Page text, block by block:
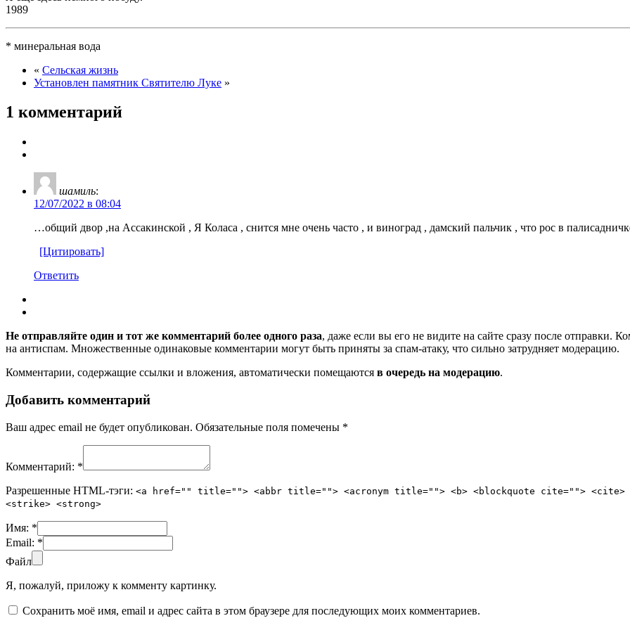
1989
* минеральная вода
« Сельская жизнь
Установлен памятник Святителю Луке »
1 комментарий
шамиль:
12/07/2022 в 08:04
…общий двор ,на Ассакинской , Я Коласа , снится мне очень часто , и виноград , дамский пальчик , что рос в
[Цитировать]
Ответить
Не отправляйте один и тот же комментарий более одного раза, даже если вы его не видите на сайте сразу после отправки.
на антиспам. Множественные одинаковые комментарии могут быть приняты за спам-атаку, что сильно затрудняет модерацию.
Комментарии, содержащие ссылки и вложения, автоматически помещаются в очередь на модерацию.
Добавить комментарий
Ваш адрес email не будет опубликован. Обязательные поля помечены *
Комментарий: *
Разрешенные HTML-тэги: <a href="" title=""> <abbr title=""> <acronym title=""> <b> <blockquote cite=""> <cite>
<strike> <strong>
Имя: *
Email: *
Файл
Я, пожалуй, приложу к комменту картинку.
Сохранить моё имя, email и адрес сайта в этом браузере для последующих моих комментариев.